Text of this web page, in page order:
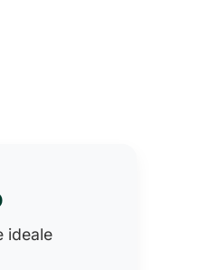
ideale